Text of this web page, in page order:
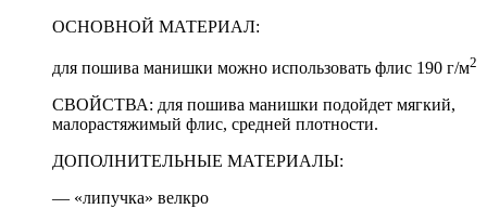
ОСНОВНОЙ МАТЕРИАЛ:
для пошива манишки можно использовать флис 190 г/м2
СВОЙСТВА: для пошива манишки подойдет мягкий,
малорастяжимый флис, средней плотности.
ДОПОЛНИТЕЛЬНЫЕ МАТЕРИАЛЫ:
— «липучка» велкро